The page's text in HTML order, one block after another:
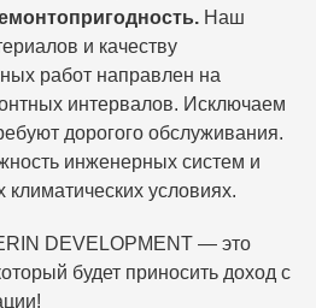
Наш
и качеству
работ направлен на
интервалов. Исключаем
дорогого обслуживания.
инженерных систем и
климатических условиях.
DEVELOPMENT — это
будет приносить доход с